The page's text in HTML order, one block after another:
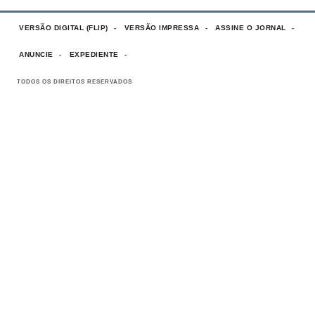
VERSÃO DIGITAL (FLIP) VERSÃO IMPRESSA ASSINE O JORNAL
ANUNCIE EXPEDIENTE
TODOS OS DIREITOS RESERVADOS